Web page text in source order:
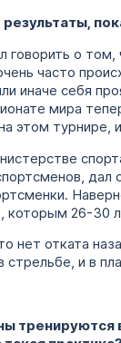
результаты,
говорить о
часто
иначе себя
мира
этом турнире,
дал
которым 26-30
нет отката
стрельбе, и в
тренируются